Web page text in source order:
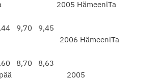
2005 HämeenlTa
9,70 9,45
2006 HämeenlTa
8,70 8,63
2005